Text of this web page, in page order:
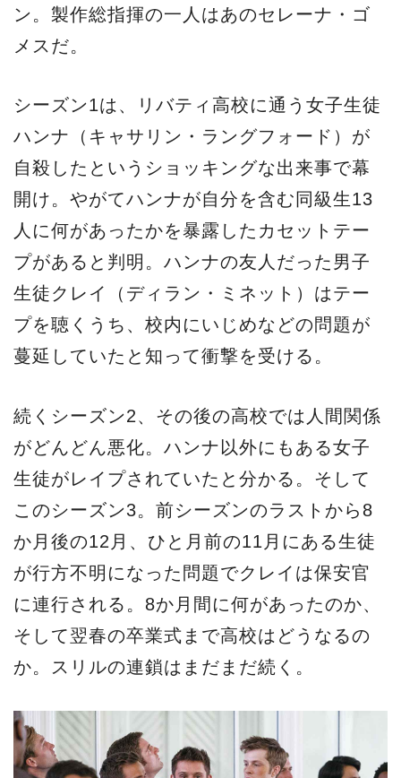
ン。製作総指揮の一人はあのセレーナ・ゴ
メスだ。
シーズン1は、リバティ高校に通う女子生徒
ハンナ（キャサリン・ラングフォード）が
自殺したというショッキングな出来事で幕
開け。やがてハンナが自分を含む同級生13
人に何があったかを暴露したカセットテー
プがあると判明。ハンナの友人だった男子
生徒クレイ（ディラン・ミネット）はテー
プを聴くうち、校内にいじめなどの問題が
蔓延していたと知って衝撃を受ける。
続くシーズン2、その後の高校では人間関係
がどんどん悪化。ハンナ以外にもある女子
生徒がレイプされていたと分かる。そして
このシーズン3。前シーズンのラストから8
か月後の12月、ひと月前の11月にある生徒
が行方不明になった問題でクレイは保安官
に連行される。8か月間に何があったのか、
そして翌春の卒業式まで高校はどうなるの
か。スリルの連鎖はまだまだ続く。